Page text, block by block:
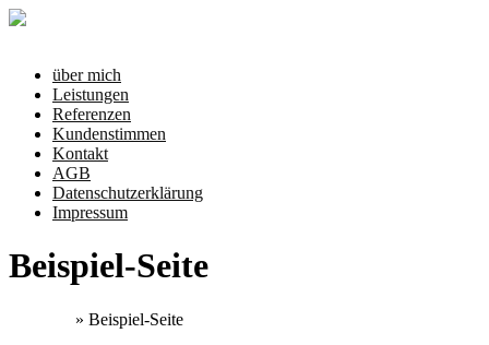
Zum
über mich
Leistungen
Referenzen
Kundenstimmen
Kontakt
AGB
Datenschutzerklärung
Impressum
Beispiel-Seite
» Beispiel-Seite